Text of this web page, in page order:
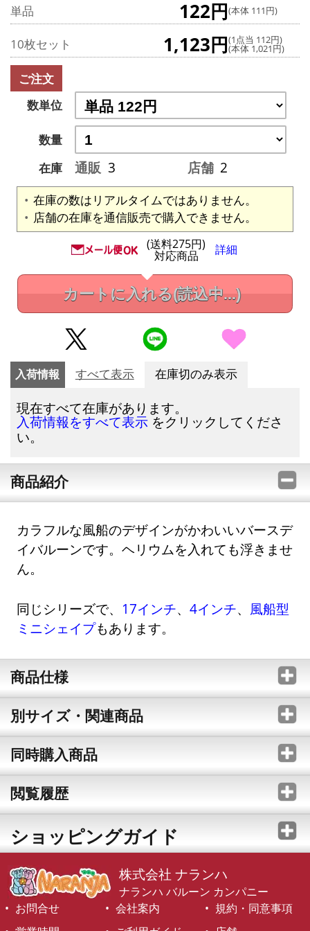
単品 122円(本体 111円)
10枚セット 1,123円(1点当 112円)
(本体 1,021円)
ご注文
数単位
数量
在庫
通販 3 店舗 2
在庫の数はリアルタイムではありません。
店舗の在庫を通信販売で購入できません。
(送料275円)
対応商品 詳細
カートに入れる(読込中...)
入荷情報 すべて表示 在庫切のみ表示
現在すべて在庫があります。
入荷情報をすべて表示 をクリックしてくださ
い。
商品紹介
カラフルな風船のデザインがかわいいバースデ
イバルーンです。ヘリウムを入れても浮きませ
ん。
同じシリーズで、 17インチ、4インチ、 風船型
ミニシェイプもあります。
商品仕様
別サイズ・関連商品
同時購入商品
閲覧履歴
ショッピングガイド
株式会社 ナランハ
ナランハ バルーン カンパニー
お問合せ
会社案内
規約・同意事項